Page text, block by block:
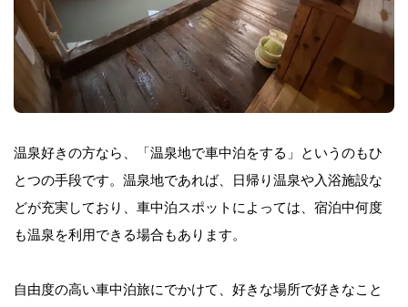
温泉好きの方なら、「温泉地で車中泊をする」というのもひ
とつの手段です。温泉地であれば、日帰り温泉や入浴施設な
どが充実しており、車中泊スポットによっては、宿泊中何度
も温泉を利用できる場合もあります。
自由度の高い車中泊旅にでかけて、好きな場所で好きなこと